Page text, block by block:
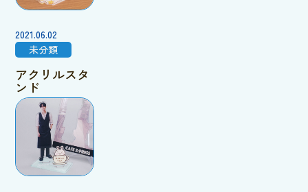
2021.06.02
未分類
アクリルスタ
ンド